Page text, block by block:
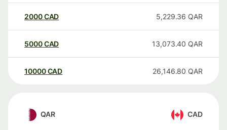
2000CAD 5,229.36 QAR
5000CAD 13,073.40 QAR
10000 CAD 26,146.80 QAR
QAR CAD